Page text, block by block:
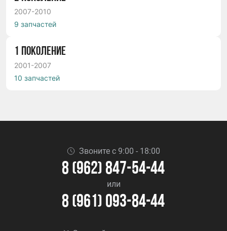
2007-2010
9 запчастей
1 ПОКОЛЕНИЕ
2001-2007
10 запчастей
Звоните с 9:00 - 18:00
8 (962) 847-54-44
или
8 (961) 093-84-44